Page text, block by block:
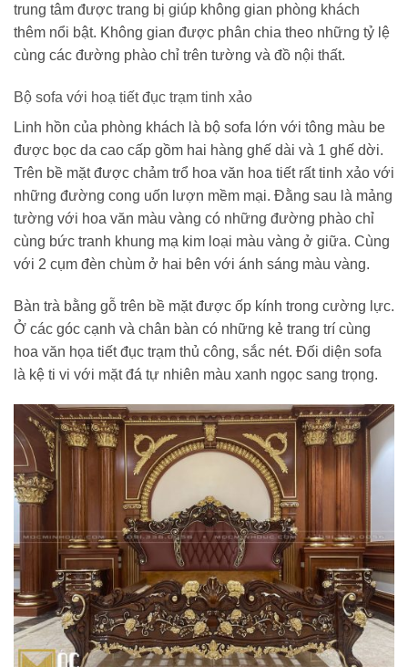
trung tâm được trang bị giúp không gian phòng khách
thêm nổi bật. Không gian được phân chia theo những tỷ lệ
cùng các đường phào chỉ trên tường và đồ nội thất.
Bộ sofa với hoạ tiết đục trạm tinh xảo
Linh hồn của phòng khách là bộ sofa lớn với tông màu be
được bọc da cao cấp gồm hai hàng ghế dài và 1 ghế dời.
Trên bề mặt được chảm trổ hoa văn hoa tiết rất tinh xảo với
những đường cong uốn lượn mềm mại. Đằng sau là mảng
tường với hoa văn màu vàng có những đường phào chỉ
cùng bức tranh khung mạ kim loại màu vàng ở giữa. Cùng
với 2 cụm đèn chùm ở hai bên với ánh sáng màu vàng.
Bàn trà bằng gỗ trên bề mặt được ốp kính trong cường lực.
Ở các góc cạnh và chân bàn có những kẻ trang trí cùng
hoa văn họa tiết đục trạm thủ công, sắc nét. Đối diện sofa
là kệ ti vi với mặt đá tự nhiên màu xanh ngọc sang trọng.